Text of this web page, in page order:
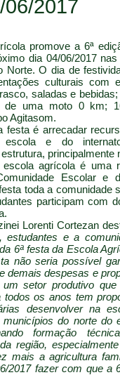
06/2017
promove a 6ª
dia 04/06/2017
Norte. O dia de
culturais com
saladas e
de uma moto 0 km;
Agitasom.
é arrecadar
escola e do
principalmente
agrícola é uma
Escolar
toda a comunidade
participam com
Lorenti Cortezan
estudantes e a
6ª festa da Escola
não seria possível
demais despesas e
um setor produtivo
todos os anos tem
desenvolver na
municípios do norte
formação
região,
mais a agricultura
2017 fazer com que a